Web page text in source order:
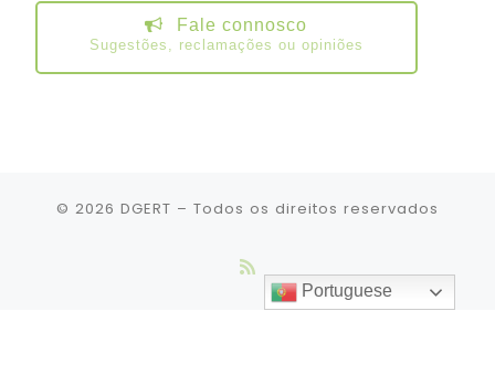
Fale connosco
Sugestões, reclamações ou opiniões
© 2026 DGERT – Todos os direitos reservados
Portuguese